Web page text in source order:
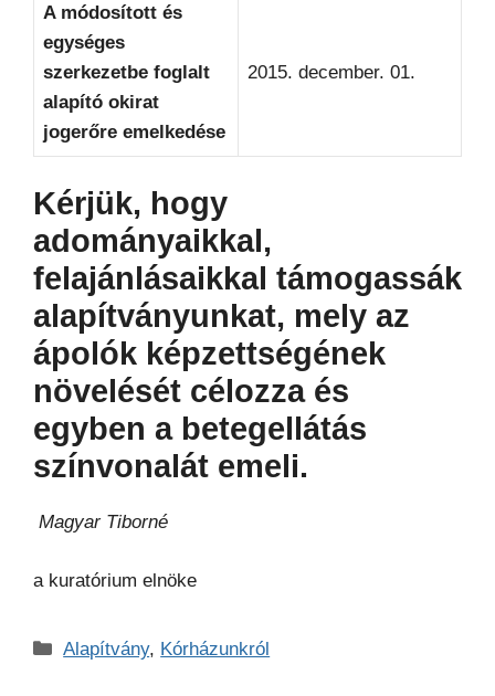
A módosított és
egységes
szerkezetbe foglalt
alapító okirat
jogerőre emelkedése
2015. december. 01.
Kérjük, hogy
adományaikkal,
felajánlásaikkal támogassák
alapítványunkat, mely az
ápolók képzettségének
növelését célozza és
egyben a betegellátás
színvonalát emeli.
Magyar Tiborné
a kuratórium elnöke
Kategória
Alapítvány, Kórházunkról